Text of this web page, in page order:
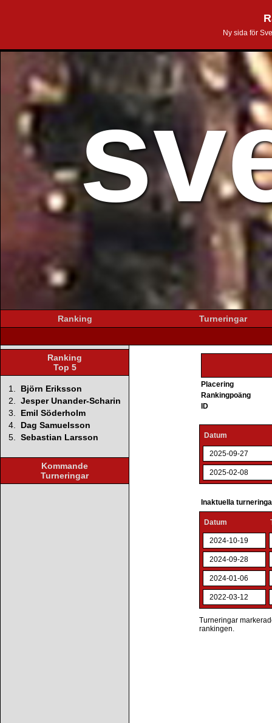
Ny sida för
Ranking Turneringar
Ranking
Top 5
1.
Björn Eriksson
2. Jesper Unander-Scharin
3.
Emil Söderholm
4.
Dag Samuelsson
5. Sebastian Larsson
Kommande
Turneringar
Placering
Rankingpoäng
ID
Datum
2025-09-27
2025-02-08
Inaktuella
Datum
2024-10-19
2024-09-28
2024-01-06
2022-03-12
Turneringar
rankingen.